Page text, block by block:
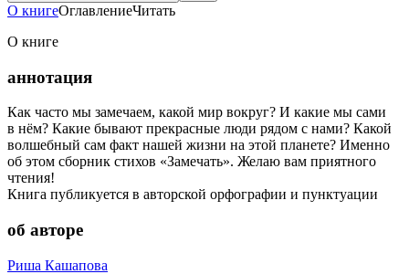
О книгеОглавлениеЧитать
О книге
аннотация
Как часто мы замечаем, какой мир вокруг? И какие мы сами
в нём? Какие бывают прекрасные люди рядом с нами? Какой
волшебный сам факт нашей жизни на этой планете? Именно
об этом сборник стихов «Замечать». Желаю вам приятного
чтения!
Книга публикуется в авторской орфографии и пунктуации
об авторе
Риша Кашапова